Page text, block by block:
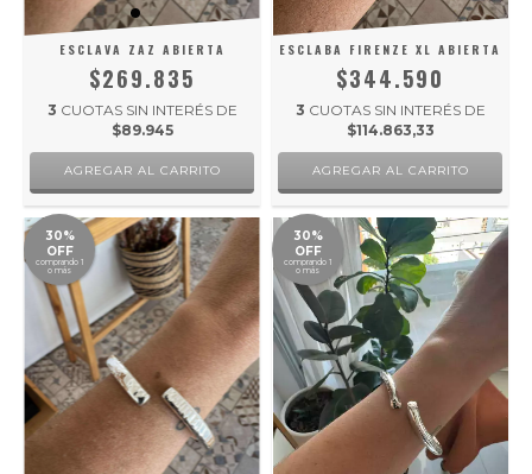
ESCLAVA ZAZ ABIERTA
$269.835
3 CUOTAS SIN INTERÉS DE
$89.945
ESCLABA FIRENZE XL ABIERTA
$344.590
3 CUOTAS SIN INTERÉS DE
$114.863,33
30%
OFF
comprando 1
o más
30%
OFF
comprando 1
o más